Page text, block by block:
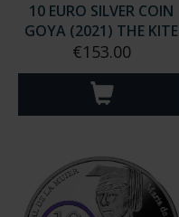
10 EURO SILVER COIN
GOYA (2021) THE KITE
€153.00